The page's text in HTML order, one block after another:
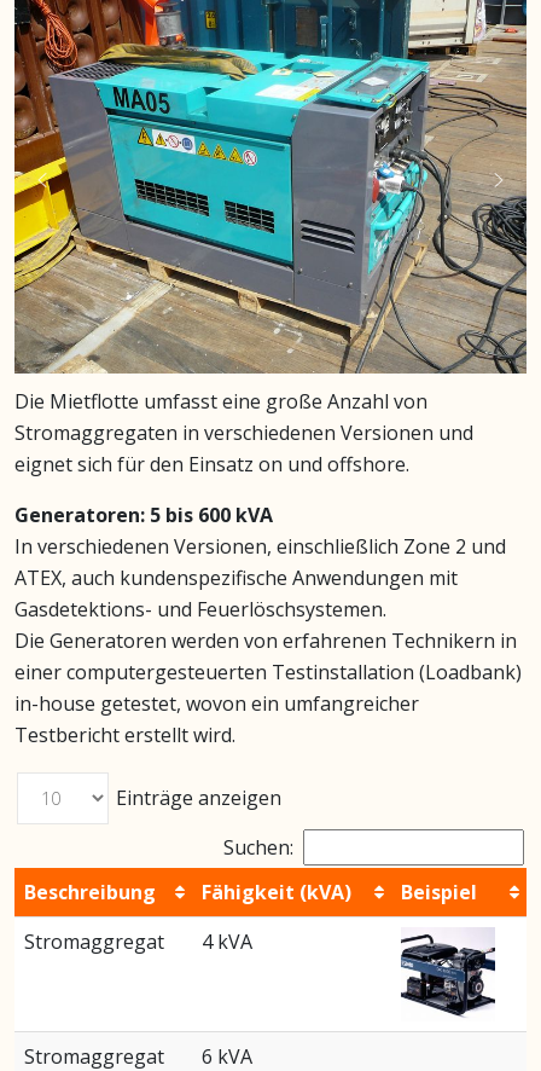
Die Mietflotte umfasst eine große Anzahl von
Stromaggregaten in verschiedenen Versionen und
eignet sich für den Einsatz on und offshore.
Generatoren: 5 bis 600 kVA
In verschiedenen Versionen, einschließlich Zone 2 und
ATEX, auch kundenspezifische Anwendungen mit
Gasdetektions- und Feuerlöschsystemen.
Die Generatoren werden von erfahrenen Technikern in
einer computergesteuerten Testinstallation (Loadbank)
in-house getestet, wovon ein umfangreicher
Testbericht erstellt wird.
Einträge anzeigen
Suchen:
Beschreibung
Fähigkeit (kVA)
Beispiel
Stromaggregat
4 kVA
Stromaggregat
6 kVA